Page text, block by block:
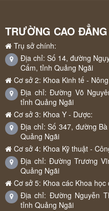
TRƯỜNG CAO
Trụ sở chính:
Địa chỉ: Số 14, đường
Cấm, tỉnh Quảng Ngãi
Cơ sở 2: Khoa Kinh tế -
Địa chỉ: Đường Võ
tỉnh Quảng Ngãi
Cơ sở 3: Khoa Y - Dược:
Địa chỉ: Số 347, đường
Quảng Ngãi
Cơ sở 4: Khoa Kỹ thuật -
Địa chỉ: Đường Trương
Quảng Ngãi
Cơ sở 5: Khoa các Khoa học
Địa chỉ: Đường Nguyễn
tỉnh Quảng Ngãi